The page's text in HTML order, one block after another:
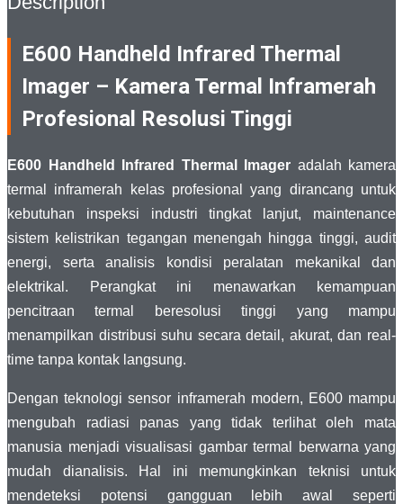
E600 Handheld Infrared Thermal
Imager – Kamera Termal Inframerah
Profesional Resolusi Tinggi
E600 Handheld Infrared Thermal Imager adalah kamera
termal inframerah kelas profesional yang dirancang untuk
kebutuhan inspeksi industri tingkat lanjut, maintenance
sistem kelistrikan tegangan menengah hingga tinggi, audit
energi, serta analisis kondisi peralatan mekanikal dan
elektrikal. Perangkat ini menawarkan kemampuan
pencitraan termal beresolusi tinggi yang mampu
menampilkan distribusi suhu secara detail, akurat, dan real-
time tanpa kontak langsung.
Dengan teknologi sensor inframerah modern, E600 mampu
mengubah radiasi panas yang tidak terlihat oleh mata
manusia menjadi visualisasi gambar termal berwarna yang
mudah dianalisis. Hal ini memungkinkan teknisi untuk
mendeteksi potensi gangguan lebih awal seperti